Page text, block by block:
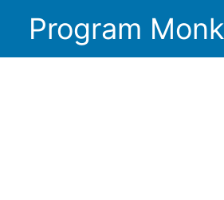
Program